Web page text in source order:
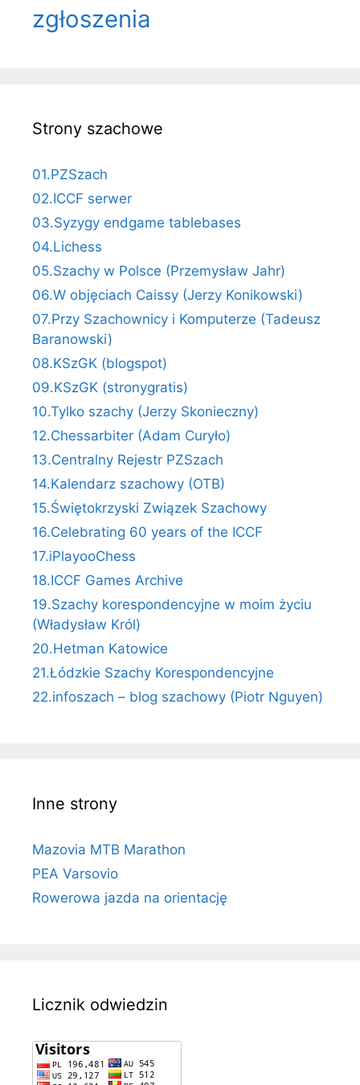
zgłoszenia
Strony szachowe
01.PZSzach
02.ICCF serwer
03.Syzygy endgame tablebases
04.Lichess
05.Szachy w Polsce (Przemysław Jahr)
06.W objęciach Caissy (Jerzy Konikowski)
07.Przy Szachownicy i Komputerze (Tadeusz
Baranowski)
08.KSzGK (blogspot)
09.KSzGK (stronygratis)
10.Tylko szachy (Jerzy Skonieczny)
12.Chessarbiter (Adam Curyło)
13.Centralny Rejestr PZSzach
14.Kalendarz szachowy (OTB)
15.Świętokrzyski Związek Szachowy
16.Celebrating 60 years of the ICCF
17.iPlayooChess
18.ICCF Games Archive
19.Szachy korespondencyjne w moim życiu
(Władysław Król)
20.Hetman Katowice
21.Łódzkie Szachy Korespondencyjne
22.infoszach – blog szachowy (Piotr Nguyen)
Inne strony
Mazovia MTB Marathon
PEA Varsovio
Rowerowa jazda na orientację
Licznik odwiedzin